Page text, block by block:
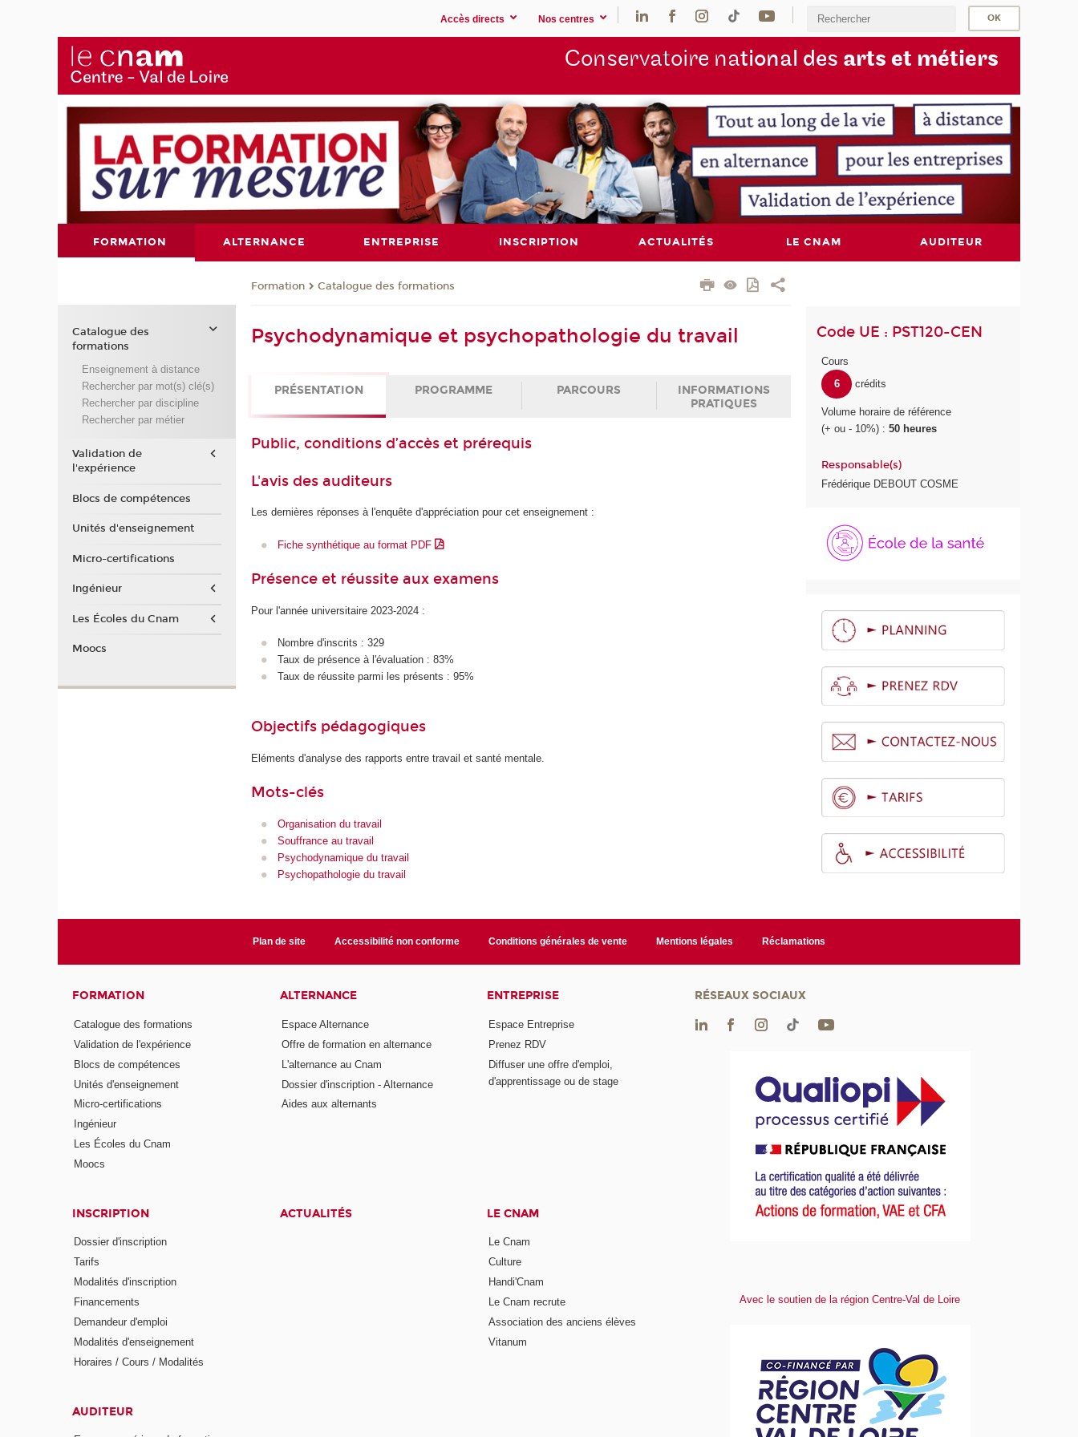
Accès directs Nos centres
Conservatoire national des arts et métiers
FORMATION ALTERNANCE ENTREPRISE INSCRIPTION ACTUALITÉS LE CNAM AUDITEUR
Formation Catalogue des formations
Psychodynamique et psychopathologie du travail
PRÉSENTATION PROGRAMME PARCOURS
INFORMATIONS
PRATIQUES
Public, conditions d’accès et prérequis
L'avis des auditeurs
Les dernières réponses à l'enquête d'appréciation pour cet enseignement :
Fiche synthétique au format PDF
Présence et réussite aux examens
Pour l'année universitaire 2023-2024 :
Nombre d'inscrits : 329
Taux de présence à l'évaluation : 83%
Taux de réussite parmi les présents : 95%
Objectifs pédagogiques
Eléments d'analyse des rapports entre travail et santé mentale.
Mots-clés
Organisation du travail
Souffrance au travail
Psychodynamique du travail
Psychopathologie du travail
Code UE : PST120-CEN
Cours
6
crédits
Volume horaire de référence
(+ ou - 10%) :50 heures
Responsable(s)
Frédérique DEBOUT COSME
Catalogue des
formations
Enseignement à distance
Rechercher par mot(s) clé(s)
Rechercher par discipline
Rechercher par métier
Validation de
l'expérience
Blocs de compétences
Unités d'enseignement
Micro-certifications
Ingénieur
Les Écoles du Cnam
Moocs
Plan de site Accessibilité non conforme Conditions générales de vente Mentions légales Réclamations
FORMATION
Catalogue des formations
Validation de l'expérience
Blocs de compétences
Unités d'enseignement
Micro-certifications
Ingénieur
Les Écoles du Cnam
Moocs
ALTERNANCE
Espace Alternance
Offre de formation en alternance
L'alternance au Cnam
Dossier d'inscription - Alternance
Aides aux alternants
ENTREPRISE
Espace Entreprise
Prenez RDV
Diffuser une offre d'emploi,
d'apprentissage ou de stage
INSCRIPTION
Dossier d'inscription
Tarifs
Modalités d'inscription
Financements
Demandeur d'emploi
Modalités d'enseignement
Horaires / Cours / Modalités
ACTUALITÉS LE CNAM
Le Cnam
Culture
Handi'Cnam
Le Cnam recrute
Association des anciens élèves
Vitanum
AUDITEUR
RÉSEAUX SOCIAUX
Avec le soutien de la région Centre-Val de Loire